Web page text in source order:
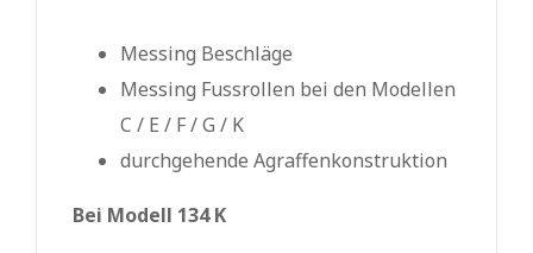
Messing Beschläge
Messing Fussrollen bei den Modellen
C /­ E /­ F /­ G /­ K
durchgehende Agraffenkonstruktion
Bei Modell 134 K